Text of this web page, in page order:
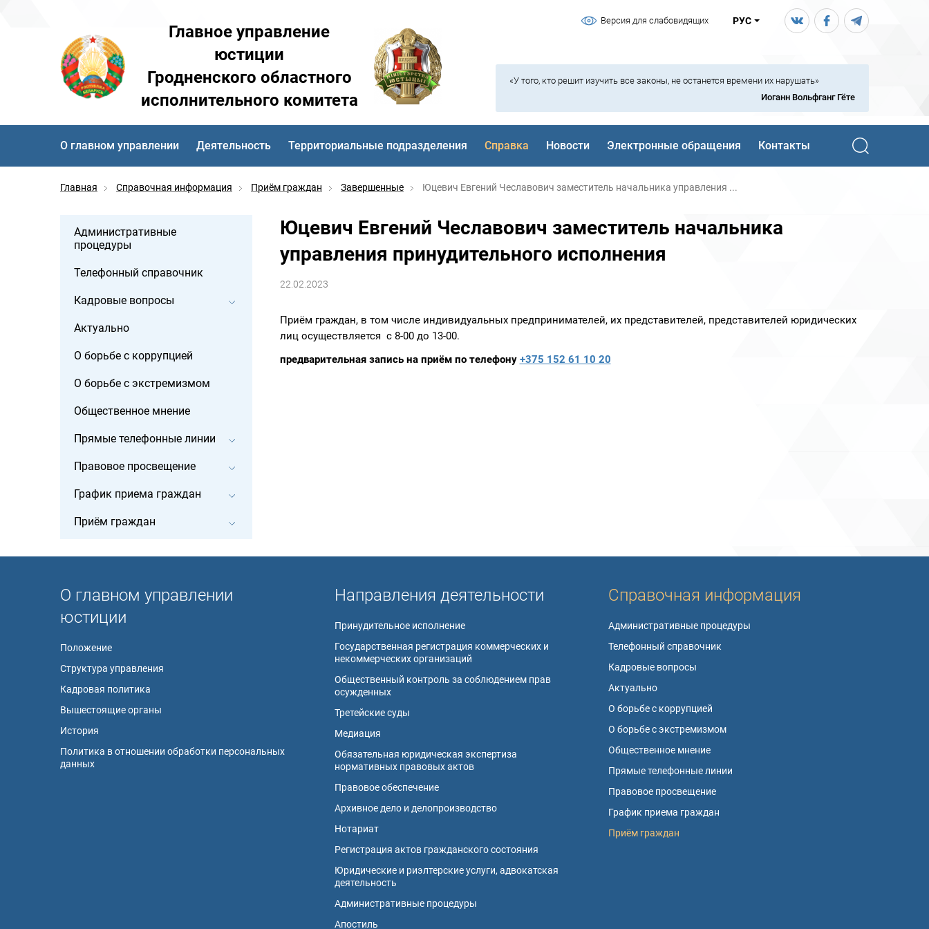
Версия для слабовидящих РУС
Главное управление
юстиции
Гродненского областного
исполнительного комитета
«У того, кто решит изучить все законы, не останется времени их нарушать»
Иоганн Вольфганг Гёте
О главном управлении Деятельность Территориальные подразделения Справка Новости Электронные обращения Контакты
Главная Справочная информация Приём граждан Завершенные Юцевич Евгений Чеславович заместитель начальника управления ...
Юцевич Евгений Чеславович заместитель начальника
управления принудительного исполнения
22.02.2023
Приём граждан, в том числе индивидуальных предпринимателей, их представителей, представителей юридических
лиц осуществляется с 8-00 до 13-00.
предварительная запись на приём по телефону +375 152 61 10 20
Административные
процедуры
Телефонный справочник
Кадровые вопросы
Актуально
О борьбе с коррупцией
О борьбе с экстремизмом
Общественное мнение
Прямые телефонные линии
Правовое просвещение
График приема граждан
Приём граждан
О главном управлении
юстиции
Положение
Структура управления
Кадровая политика
Вышестоящие органы
История
Политика в отношении обработки персональных
данных
Направления деятельности
Принудительное исполнение
Государственная регистрация коммерческих и
некоммерческих организаций
Общественный контроль за соблюдением прав
осужденных
Третейские суды
Медиация
Обязательная юридическая экспертиза
нормативных правовых актов
Правовое обеспечение
Архивное дело и делопроизводство
Нотариат
Регистрация актов гражданского состояния
Юридические и риэлтерские услуги, адвокатская
деятельность
Административные процедуры
Апостиль
Справочная информация
Административные процедуры
Телефонный справочник
Кадровые вопросы
Актуально
О борьбе с коррупцией
О борьбе с экстремизмом
Общественное мнение
Прямые телефонные линии
Правовое просвещение
График приема граждан
Приём граждан